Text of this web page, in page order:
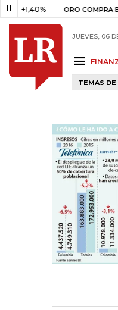
ORO COMPRA BANCO
JUEVES, 06
TEMAS DE